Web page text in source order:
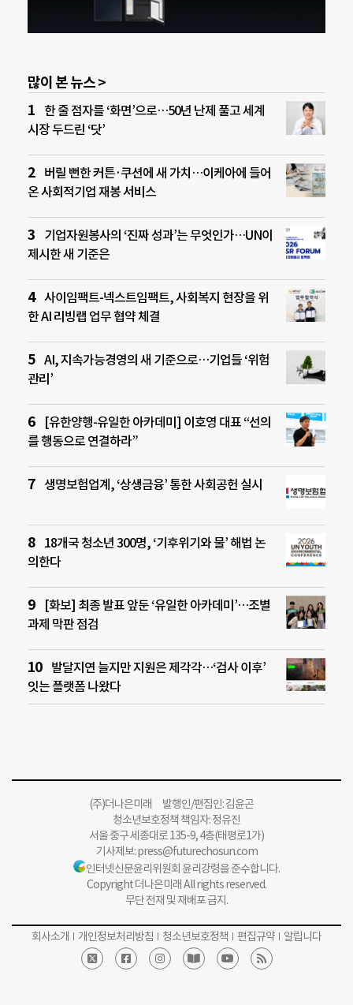
많이 본 뉴스 >
한 줄 점자를 ‘화면’으로…50년 난제 풀고 세계
시장 두드린 ‘닷’
버릴 뻔한 커튼·쿠션에 새 가치…이케아에 들어
온 사회적기업 재봉 서비스
기업자원봉사의 ‘진짜 성과’는 무엇인가…UN이
제시한 새 기준은
사이임팩트-넥스트임팩트, 사회복지 현장을 위
한 AI 리빙랩 업무 협약 체결
AI, 지속가능경영의 새 기준으로…기업들 ‘위험
관리’
[유한양행-유일한 아카데미] 이호영 대표 “선의
를 행동으로 연결하라”
생명보험업계, ‘상생금융’ 통한 사회공헌 실시
18개국 청소년 300명, ‘기후위기와 물’ 해법 논
의한다
[화보] 최종 발표 앞둔 ‘유일한 아카데미’…조별
과제 막판 점검
발달지연 늘지만 지원은 제각각…‘검사 이후’
잇는 플랫폼 나왔다
(주)더나은미래 발행인/편집인: 김윤곤
청소년보호정책 책임자: 정유진
서울 중구 세종대로 135-9, 4층(태평로1가)
기사제보:press@futurechosun.com
인터넷신문윤리위원회 윤리강령을 준수합니다.
Copyright 더나은미래 All rights reserved.
무단 전재 및 재배포 금지.
회사소개 개인정보처리방침 청소년보호정책 편집규약 알립니다